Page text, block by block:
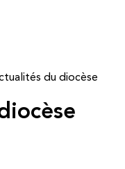
du diocèse